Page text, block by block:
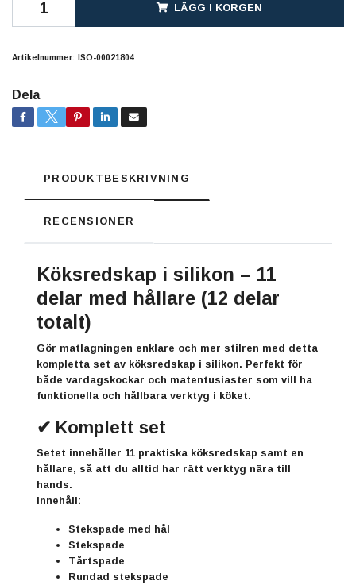
LÄGG I KORGEN
Artikelnummer: ISO-00021804
Dela
PRODUKTBESKRIVNING
RECENSIONER
Köksredskap i silikon – 11
delar med hållare (12 delar
totalt)
Gör matlagningen enklare och mer stilren med detta
kompletta set av köksredskap i silikon. Perfekt för
både vardagskockar och matentusiaster som vill ha
funktionella och hållbara verktyg i köket.
✔ Komplett set
Setet innehåller 11 praktiska köksredskap samt en
hållare, så att du alltid har rätt verktyg nära till
hands.
Innehåll:
Stekspade med hål
Stekspade
Tårtspade
Rundad stekspade